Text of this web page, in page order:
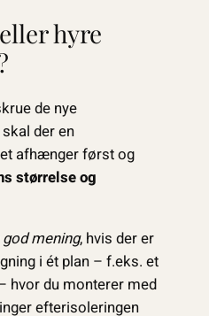
hyre
de nye
der en
afhænger først og
størrelse og
mening, hvis der er
i ét plan – f.eks. et
hvor du monterer med
efterisoleringen